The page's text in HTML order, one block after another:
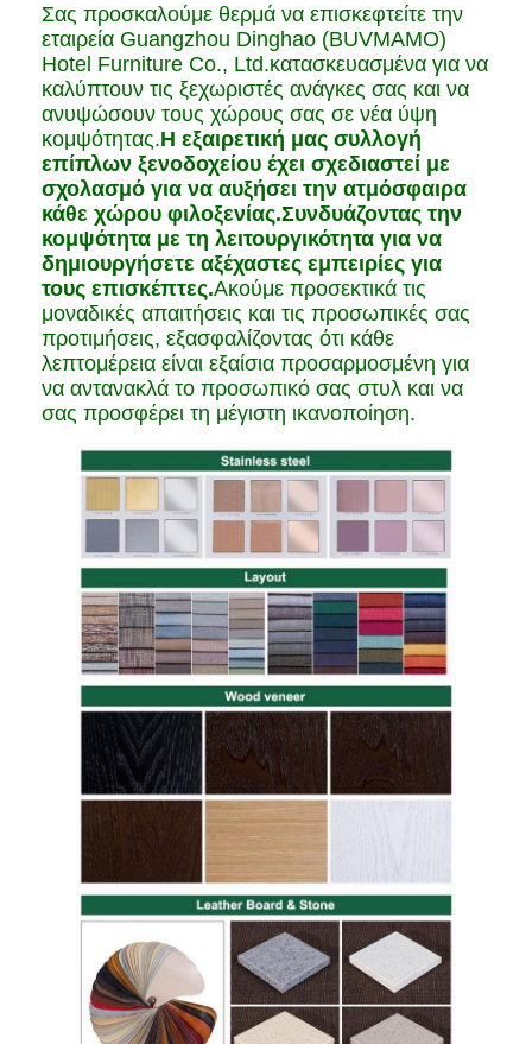
Σας προσκαλούμε θερμά να επισκεφτείτε την
εταιρεία Guangzhou Dinghao (BUVMAMO)
Hotel Furniture Co., Ltd.κατασκευασμένα για να
καλύπτουν τις ξεχωριστές ανάγκες σας και να
ανυψώσουν τους χώρους σας σε νέα ύψη
κομψότητας.Η εξαιρετική μας συλλογή
επίπλων ξενοδοχείου έχει σχεδιαστεί με
σχολασμό για να αυξήσει την ατμόσφαιρα
κάθε χώρου φιλοξενίας.Συνδυάζοντας την
κομψότητα με τη λειτουργικότητα για να
δημιουργήσετε αξέχαστες εμπειρίες για
τους επισκέπτες.Ακούμε προσεκτικά τις
μοναδικές απαιτήσεις και τις προσωπικές σας
προτιμήσεις, εξασφαλίζοντας ότι κάθε
λεπτομέρεια είναι εξαίσια προσαρμοσμένη για
να αντανακλά το προσωπικό σας στυλ και να
σας προσφέρει τη μέγιστη ικανοποίηση.